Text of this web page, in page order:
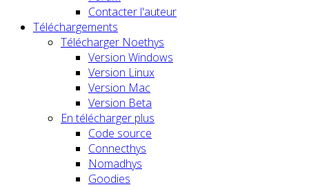
Contacter l'auteur
Téléchargements
Télécharger Noethys
Version Windows
Version Linux
Version Mac
Version Beta
En télécharger plus
Code source
Connecthys
Nomadhys
Goodies